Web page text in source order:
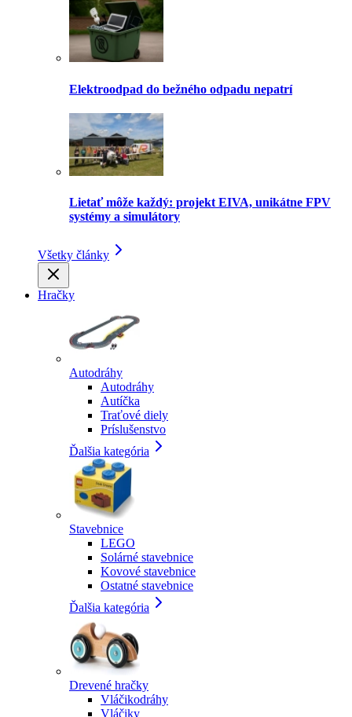
Elektroodpad do bežného odpadu nepatrí
Lietať môže každý: projekt EIVA, unikátne FPV
systémy a simulátory
Všetky články
Hračky
Autodráhy
Autodráhy
Autíčka
Traťové diely
Príslušenstvo
Ďalšia kategória
Stavebnice
LEGO
Solárné stavebnice
Kovové stavebnice
Ostatné stavebnice
Ďalšia kategória
Drevené hračky
Vláčikodráhy
Vláčiky